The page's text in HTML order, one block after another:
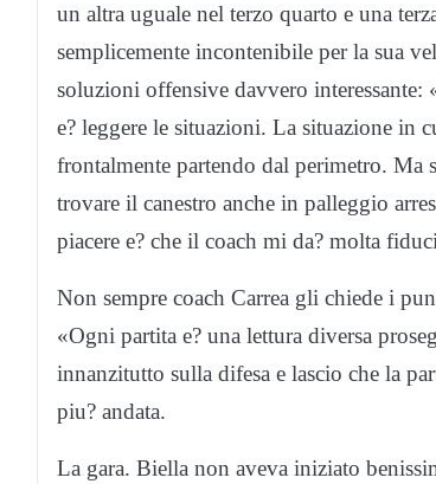
un altra uguale nel terzo quarto e una
semplicemente incontenibile per la sua
soluzioni offensive davvero interessante:
e? leggere le situazioni. La situazione in
frontalmente partendo dal perimetro. Ma
trovare il canestro anche in palleggio
piacere e? che il coach mi da? molta
Non sempre coach Carrea gli chiede i
«Ogni partita e? una lettura diversa
innanzitutto sulla difesa e lascio che la
piu? andata.
La gara. Biella non aveva iniziato